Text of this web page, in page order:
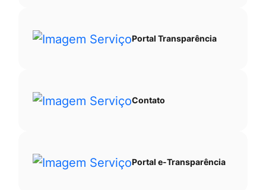
Portal Transparência
Contato
Portal e-Transparência